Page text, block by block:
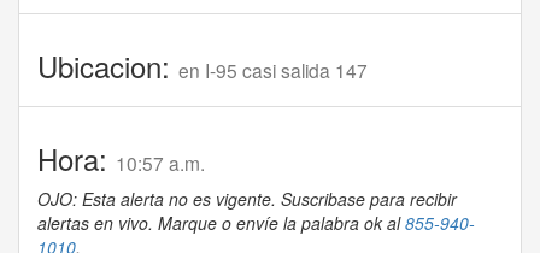
Ubicacion: en I-95 casi salida 147
Hora: 10:57 a.m.
OJO: Esta alerta no es vigente. Suscribase para recibir
alertas en vivo. Marque o envíe la palabra ok al855-940-
1010.